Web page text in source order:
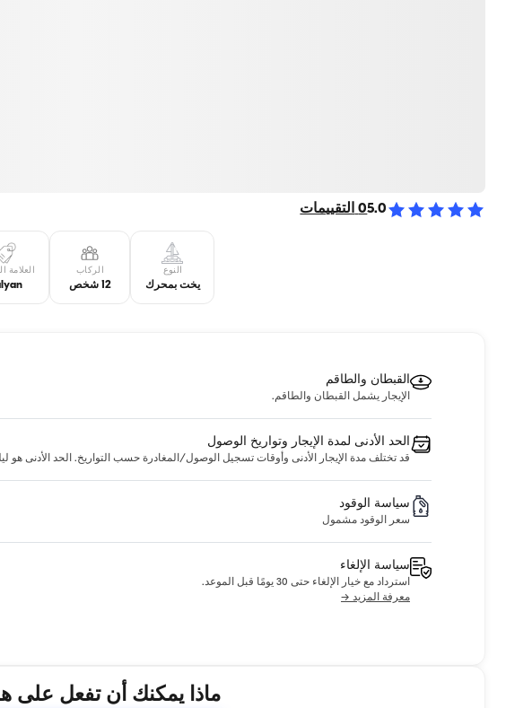
5.0
0 التقييمات
النوع
يخت بمحرك
الركاب
12 شخص
العلامة
القبطان والطاقم
الإيجار يشمل القبطان والطاقم.
الحد الأدنى لمدة الإيجار وتواريخ الوصول
قد تختلف مدة الإيجار الأدنى وأوقات تسجيل الوصول/المغادرة حسب التواريخ. الحد الأدنى هو
سياسة الوقود
سعر الوقود مشمول
سياسة الإلغاء
استرداد مع خيار الإلغاء حتى 30 يومًا قبل الموعد.
معرفة المزيد →
ماذا يمكنك أن تفعل على